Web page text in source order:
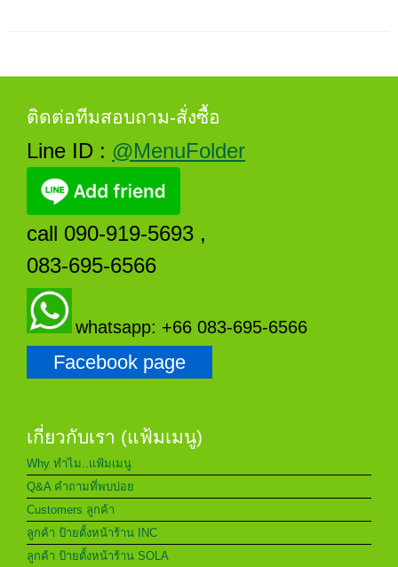
ติดต่อทีมสอบถาม-สั่งซื้อ
Line ID : @MenuFolder
call 090-919-5693 ,
083-695-6566
whatsapp: +66 083-695-6566
Facebook page
เกี่ยวกับเรา (แฟ้มเมนู)
Why ทำไม..แฟ้มเมนู
Q&A คำถามที่พบบ่อย
Customers ลูกค้า
ลูกค้า ป้ายตั้งหน้าร้าน INC
ลูกค้า ป้ายตั้งหน้าร้าน SOLA